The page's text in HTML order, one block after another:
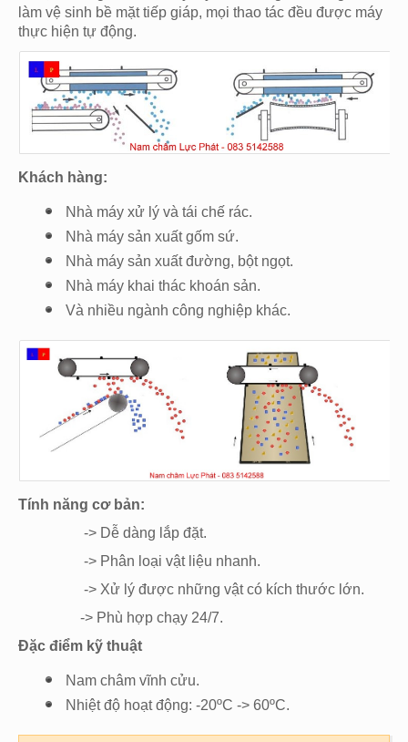
làm vệ sinh bề mặt tiếp giáp, mọi thao tác đều được máy
thực hiện tự động.
Khách hàng:
Nhà máy xử lý và tái chế rác.
Nhà máy sản xuất gốm sứ.
Nhà máy sản xuất đường, bột ngọt.
Nhà máy khai thác khoán sản.
Và nhiều ngành công nghiệp khác.
Tính năng cơ bản:
-> Dễ dàng lắp đặt.
-> Phân loại vật liệu nhanh.
-> Xử lý được những vật có kích thước lớn.
-> Phù hợp chạy 24/7.
Đặc điểm kỹ thuật
Nam châm vĩnh cửu.
Nhiệt độ hoạt động: -20ºC -> 60ºC.